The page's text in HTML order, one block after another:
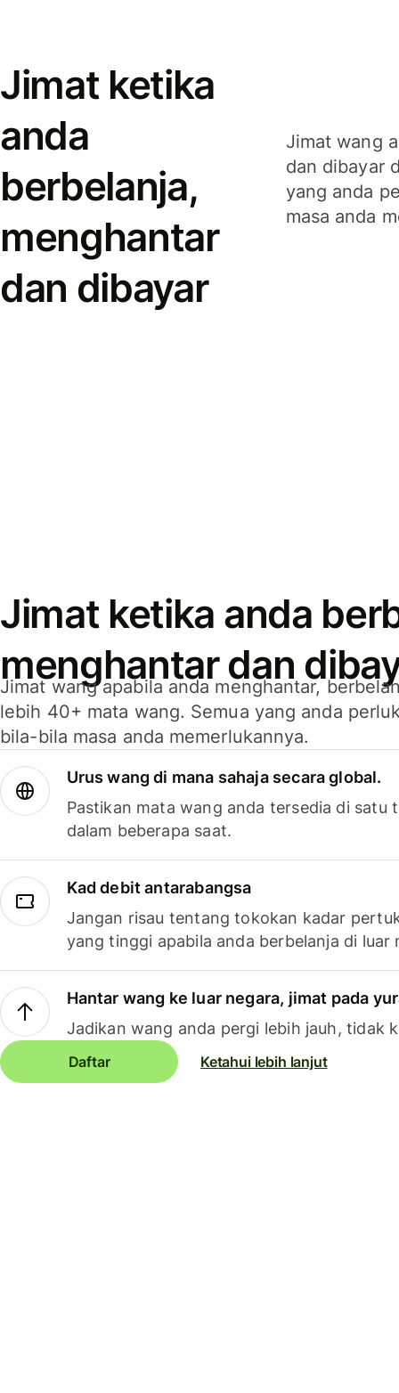
Jimat ketika
anda
berbelanja,
menghantar
dan dibayar
Jimat wang
dan dibayar
yang anda
masa anda
Jimat ketika anda
menghantar dan
Jimat wang apabila anda menghantar,
lebih 40+ mata wang. Semua yang anda
bila-bila masa anda memerlukannya.
Urus wang di mana sahaja secara global.
Pastikan mata wang anda tersedia di satu
dalam beberapa saat.
Kad debit antarabangsa
Jangan risau tentang tokokan kadar
yang tinggi apabila anda berbelanja di luar
Hantar wang ke luar negara, jimat pada
Jadikan wang anda pergi lebih jauh, tidak
Daftar Ketahui lebih lanjut